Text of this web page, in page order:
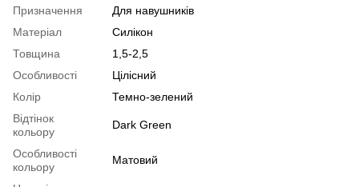
Призначення
Для навушників
Матеріал
Силікон
Товщина
1,5-2,5
Особливості
Цілісний
Колір
Темно-зелений
Відтінок
кольору
Dark Green
Особливості
кольору
Матовий